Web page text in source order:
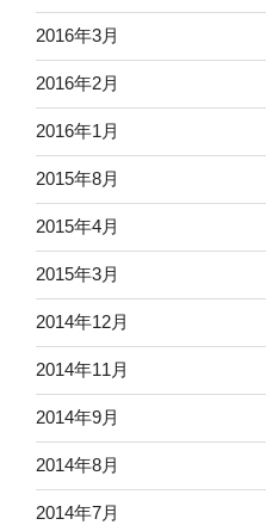
2016年3月
2016年2月
2016年1月
2015年8月
2015年4月
2015年3月
2014年12月
2014年11月
2014年9月
2014年8月
2014年7月